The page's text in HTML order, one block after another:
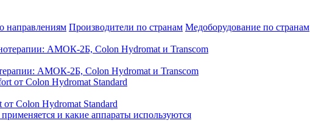
направлениям Производители по странам Медоборудование по странам
АМОК-2Б, Colon Hydromat и Transcom
Colon Hydromat Standard